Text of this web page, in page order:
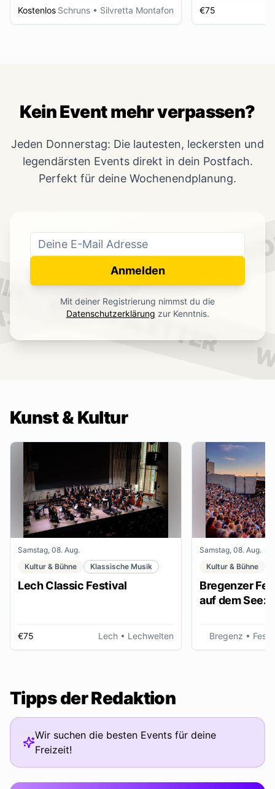
Kostenlos Schruns • Silvretta Montafon €75
NEWSLETTER
NEWSLETTER
Kein Event mehr verpassen?
Jeden Donnerstag: Die lautesten, leckersten und
legendärsten Events direkt in dein Postfach.
Perfekt für deine Wochenendplanung.
Anmelden
Mit deiner Registrierung nimmst du die
Datenschutzerklärung zur Kenntnis.
Kunst & Kultur
Samstag, 08. Aug.
Kultur & Bühne
Klassische Musik
Lech Classic Festival
€75 Lech • Lechwelten
Samstag, 08. Aug.
Kultur & Bühne
Bregenzer
auf dem See:
Bregenz •
Tipps der Redaktion
Wir suchen die besten Events für deine
Freizeit!